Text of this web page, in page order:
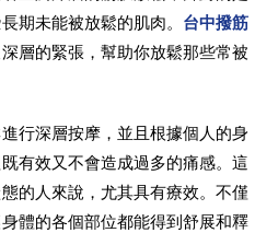
期未能被放鬆的肌肉。 台中撥筋
層的緊張，幫助你放鬆那些常被
行深層按摩，並且根據個人的身
有效又不會造成過多的痛感。這
的人來說，尤其具有療效。不僅
體的各個部位都能得到舒展和釋